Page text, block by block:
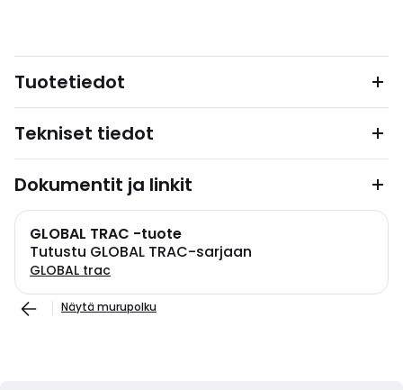
Tuotetiedot
Tekniset tiedot
Dokumentit ja linkit
GLOBAL TRAC -tuote
Tutustu GLOBAL TRAC-sarjaan
GLOBAL trac
Näytä murupolku